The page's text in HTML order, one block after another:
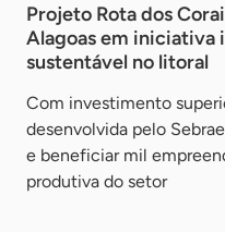
Projeto Rota dos
Alagoas em iniciativa
sustentável no litoral
Com investimento
desenvolvida pelo
e beneficiar mil
produtiva do setor